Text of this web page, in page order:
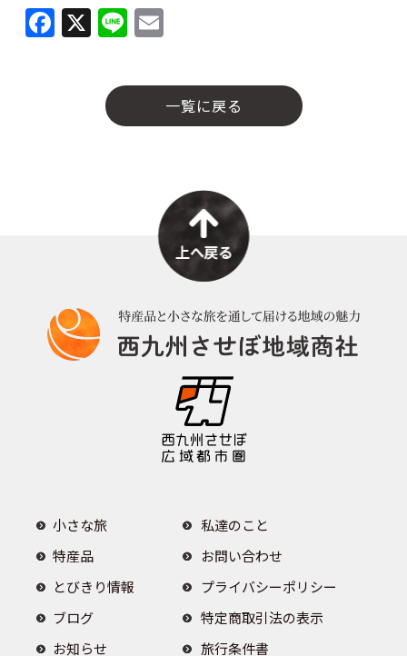
F
a
X Li
n
e ai
l
一覧に戻る
小さな旅
特産品
とびきり情報
ブログ
お知らせ
私達のこと
お問い合わせ
プライバシーポリシー
特定商取引法の表示
旅行条件書